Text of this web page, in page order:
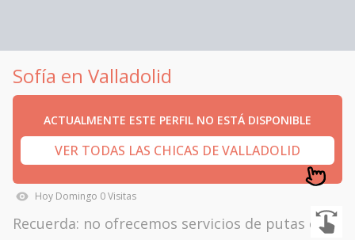
Sofía en Valladolid
ACTUALMENTE ESTE PERFIL NO ESTÁ DISPONIBLE
VER TODAS LAS CHICAS DE VALLADOLID
Hoy Domingo 0Visitas
Recuerda: no ofrecemos servicios de putas en